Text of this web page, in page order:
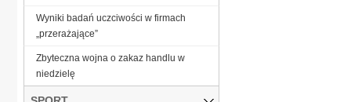
Wyniki badań uczciwości w firmach
„przerażające”
Zbyteczna wojna o zakaz handlu w
niedzielę